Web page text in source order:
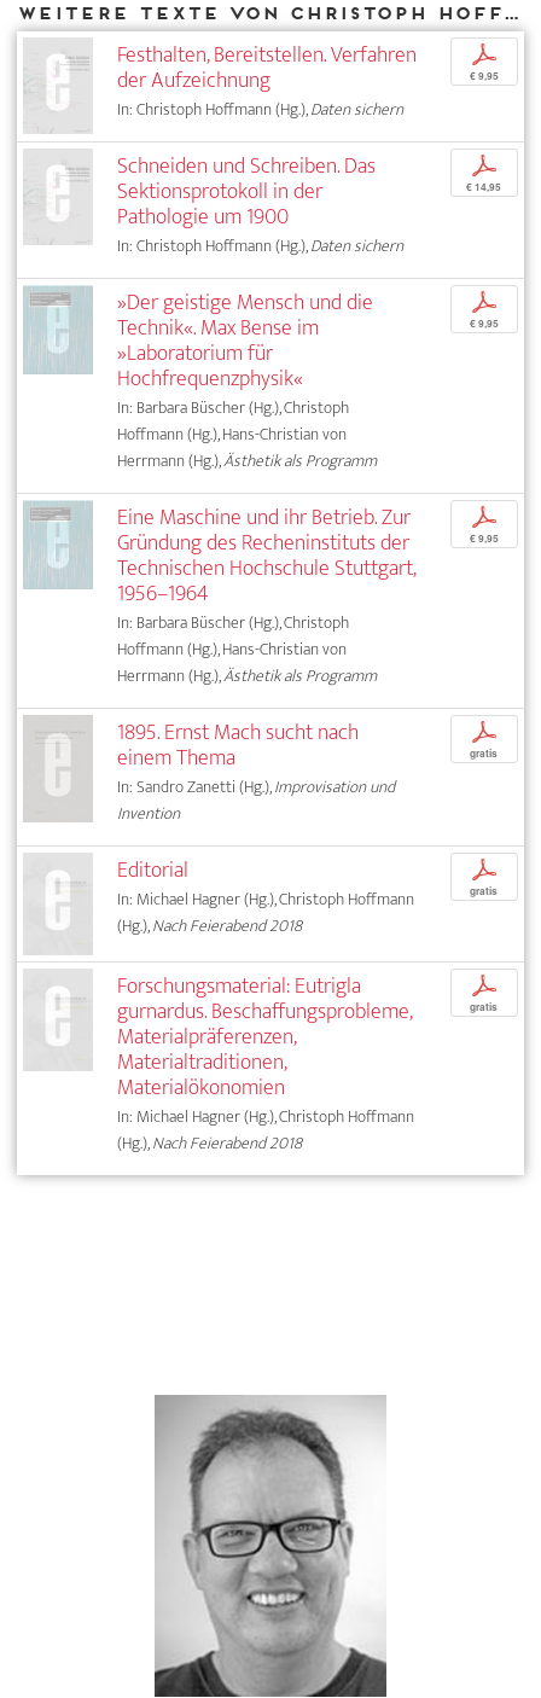
Weitere Texte von Christoph Hoffmann bei DIAPHANES
Festhalten, Bereitstellen. Verfahren
der Aufzeichnung
In: Christoph Hoffmann (Hg.),Daten sichern
p
€ 9,95
Schneiden und Schreiben. Das
Sektionsprotokoll in der
Pathologie um 1900
In: Christoph Hoffmann (Hg.),Daten sichern
p
€ 14,95
»Der geistige Mensch und die
Technik«. Max Bense im
»Laboratorium für
Hochfrequenzphysik«
In: Barbara Büscher (Hg.), Christoph
Hoffmann (Hg.), Hans-Christian von
Herrmann (Hg.),Ästhetik als Programm
p
€ 9,95
Eine Maschine und ihr Betrieb. Zur
Gründung des Recheninstituts der
Technischen Hochschule Stuttgart,
1956–1964
In: Barbara Büscher (Hg.), Christoph
Hoffmann (Hg.), Hans-Christian von
Herrmann (Hg.),Ästhetik als Programm
p
€ 9,95
1895. Ernst Mach sucht nach
einem Thema
In: Sandro Zanetti (Hg.),Improvisation und
Invention
p
gratis
Editorial
In: Michael Hagner (Hg.), Christoph Hoffmann
(Hg.),Nach Feierabend 2018
p
gratis
Forschungsmaterial: Eutrigla
gurnardus. Beschaffungsprobleme,
Materialpräferenzen,
Materialtraditionen,
Materialökonomien
In: Michael Hagner (Hg.), Christoph Hoffmann
(Hg.),Nach Feierabend 2018
p
gratis